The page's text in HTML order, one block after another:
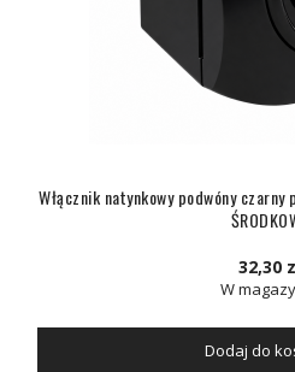
Włącznik natynkowy podwóny
32,30
W
Dodaj do